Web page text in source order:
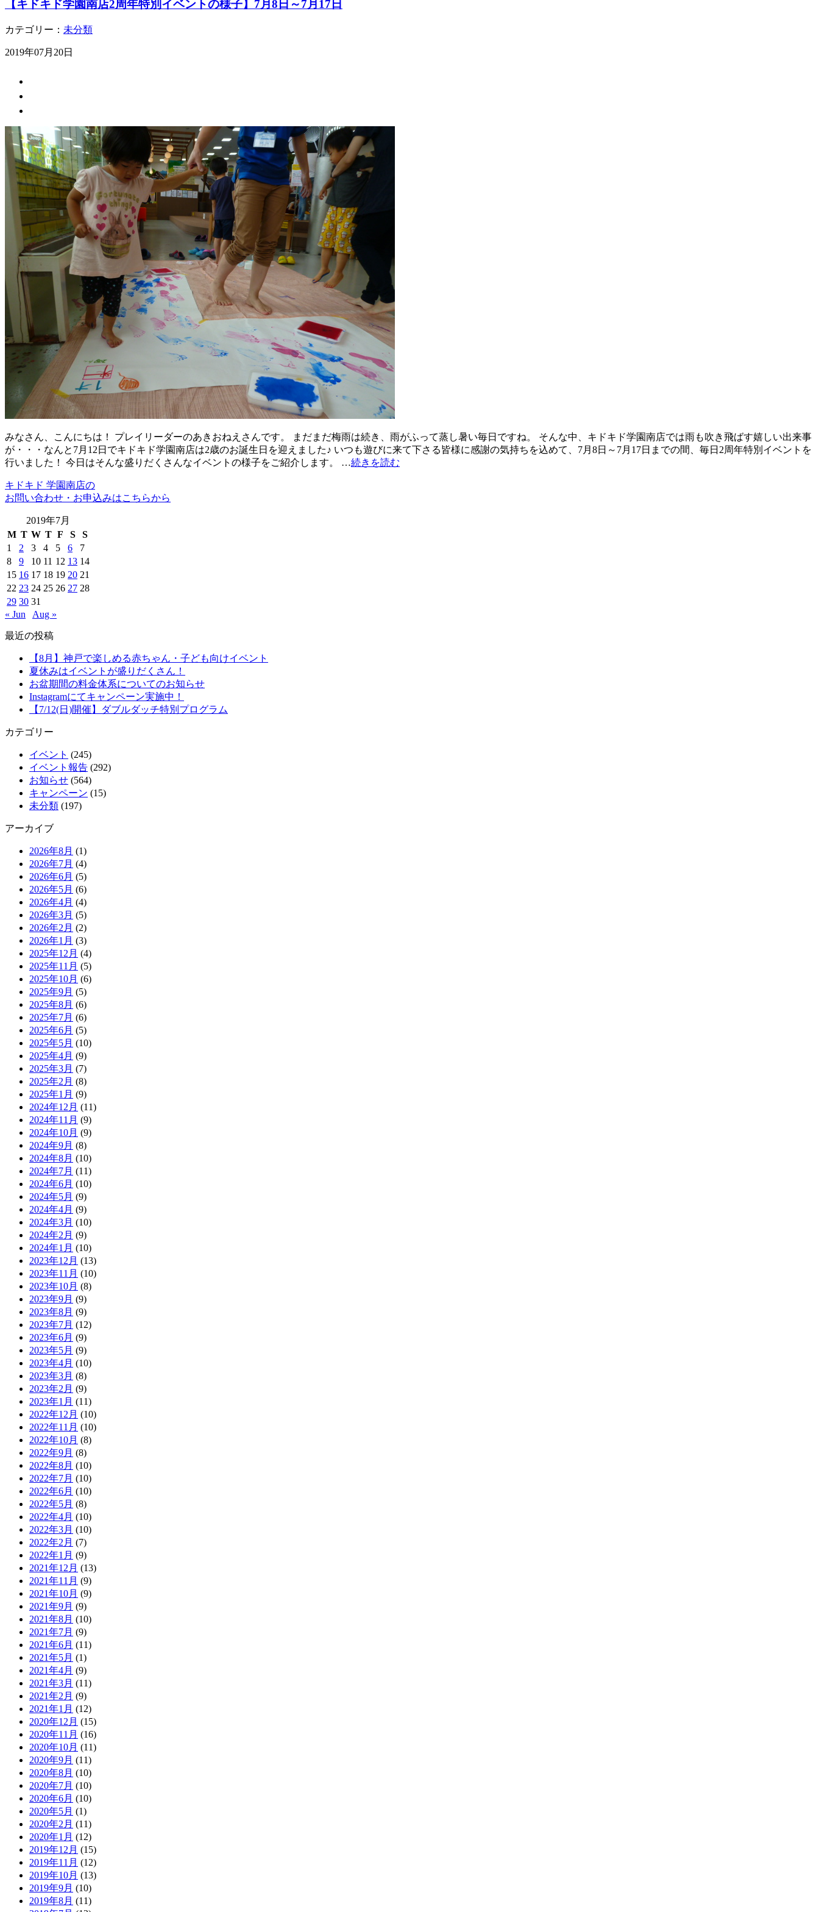
【キドキド学園南店2周年特別イベントの様子】7月8日～7月17日
カテゴリー： 未分類
2019年07月20日
みなさん、こんにちは！ プレイリーダーのあきおねえさんです。 まだまだ梅雨は続き、雨がふって蒸し暑い毎日ですね。 そんな中、キドキド学園南店では雨も吹き飛ばす嬉しい出来事
が・・・なんと7月12日でキドキド学園南店は2歳のお誕生日を迎えました♪ いつも遊びに来て下さる皆様に感謝の気持ちを込めて、7月8日～7月17日までの間、毎日2周年特別イベントを
行いました！ 今日はそんな盛りだくさんなイベントの様子をご紹介します。 …続きを読む
キドキド 学園南店の
お問い合わせ・お申込みはこちらから
2019年7月
M T W T F S
S
1
2 3 4 5 6
7
8
9 10 11 12 13 14
15 16 17 18 19 20 21
22 23 24 25 26 27 28
29 30 31
« Jun
Aug »
最近の投稿
【8月】神戸で楽しめる赤ちゃん・子ども向けイベント
夏休みはイベントが盛りだくさん！
お盆期間の料金体系についてのお知らせ
Instagramにてキャンペーン実施中！
【7/12(日)開催】ダブルダッチ特別プログラム
カテゴリー
イベント (245)
イベント報告 (292)
お知らせ (564)
キャンペーン (15)
未分類 (197)
アーカイブ
2026年8月 (1)
2026年7月 (4)
2026年6月 (5)
2026年5月 (6)
2026年4月 (4)
2026年3月 (5)
2026年2月 (2)
2026年1月 (3)
2025年12月 (4)
2025年11月 (5)
2025年10月 (6)
2025年9月 (5)
2025年8月 (6)
2025年7月 (6)
2025年6月 (5)
2025年5月 (10)
2025年4月 (9)
2025年3月 (7)
2025年2月 (8)
2025年1月 (9)
2024年12月 (11)
2024年11月 (9)
2024年10月 (9)
2024年9月 (8)
2024年8月 (10)
2024年7月 (11)
2024年6月 (10)
2024年5月 (9)
2024年4月 (9)
2024年3月 (10)
2024年2月 (9)
2024年1月 (10)
2023年12月 (13)
2023年11月 (10)
2023年10月 (8)
2023年9月 (9)
2023年8月 (9)
2023年7月 (12)
2023年6月 (9)
2023年5月 (9)
2023年4月 (10)
2023年3月 (8)
2023年2月 (9)
2023年1月 (11)
2022年12月 (10)
2022年11月 (10)
2022年10月 (8)
2022年9月 (8)
2022年8月 (10)
2022年7月 (10)
2022年6月 (10)
2022年5月 (8)
2022年4月 (10)
2022年3月 (10)
2022年2月 (7)
2022年1月 (9)
2021年12月 (13)
2021年11月 (9)
2021年10月 (9)
2021年9月 (9)
2021年8月 (10)
2021年7月 (9)
2021年6月 (11)
2021年5月 (1)
2021年4月 (9)
2021年3月 (11)
2021年2月 (9)
2021年1月 (12)
2020年12月 (15)
2020年11月 (16)
2020年10月 (11)
2020年9月 (11)
2020年8月 (10)
2020年7月 (10)
2020年6月 (10)
2020年5月 (1)
2020年2月 (11)
2020年1月 (12)
2019年12月 (15)
2019年11月 (12)
2019年10月 (13)
2019年9月 (10)
2019年8月 (11)